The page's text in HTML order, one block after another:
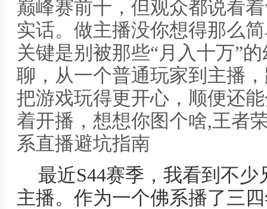
巅峰赛前十，但观众都说看
实话。做主播没你想得那么
关键是别被那些“月入十万”
聊，从一个普通玩家到主播
把游戏玩得更开心，顺便还
着开播，想想你图个啥,王者
系直播避坑指南
最近S44赛季，我看到不
主播。作为一个佛系播了三